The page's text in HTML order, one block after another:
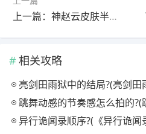
上一篇：神赵云皮肤半价合成什么时候上架?(神赵云半价过吗)
相关攻略
亮剑田雨狱中的结局?(亮剑田
跳舞动感的节奏感怎么拍的?(跳舞动感的
异行诡闻录顺序?(《异行诡闻